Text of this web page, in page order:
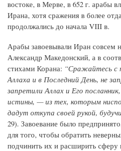
востоке, в Мерве, в 652 г. арабы
Ирана, хотя сражения в более
продолжались до начала VIII в.
Арабы завоевывали Иран совсем
Александр Македонский, а в
стихами Корана: “Сражайтесь с
Аллаха и в Последний День, не
запретили Аллах и Его
истины, — из тех, которым
дадут откупа своей рукой,
29). Завоевание было
для того, чтобы обратить
подчинить их и расширить сферу